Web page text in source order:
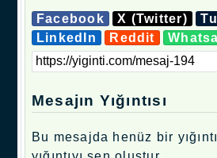
Facebook X (Twitter)
LinkedIn
Reddit
Mesajın Yığıntısı
Bu mesajda henüz bir